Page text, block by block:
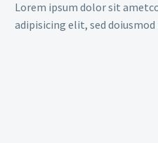
Lorem ipsum dolor sit
adipisicing elit, sed